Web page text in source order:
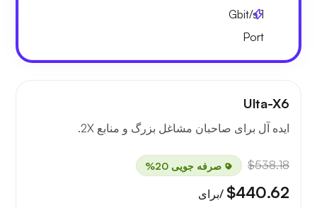
1
Gbit/s
Port
Ulta-X6
ایده آل برای صاحبان مشاغل بزرگ و منابع 2X.
$538.18 صرفه جویی 20%
$440.62 /برای